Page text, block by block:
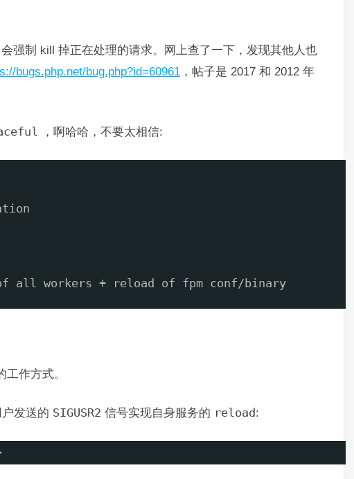
强制 kill 掉正在处理的请求。网上查了一下，发现其他人也
bugs.php.net/bug.php?id=60961 ，帖子是 2017 和 2012 年
，啊哈哈，不要太相信:
all workers + reload of fpm conf/binary
工作方式。
发送的 SIGUSR2 信号实现自身服务的 reload :